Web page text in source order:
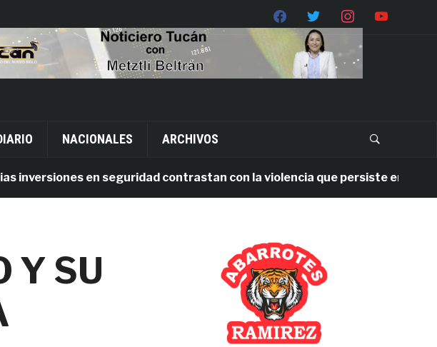
NACIONALES ARCHIVOS
en seguridad contrastan con la violencia que persiste en Oaxaca
Y SU